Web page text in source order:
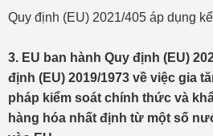
Quy định (EU) 2021/405 áp dụng
3. EU ban hành Quy định (EU)
định (EU) 2019/1973 về việc gia
pháp kiểm soát chính thức và
hàng hóa nhất định từ một số